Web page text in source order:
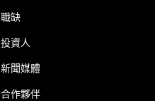
職缺
投資人
新聞媒體
合作夥伴